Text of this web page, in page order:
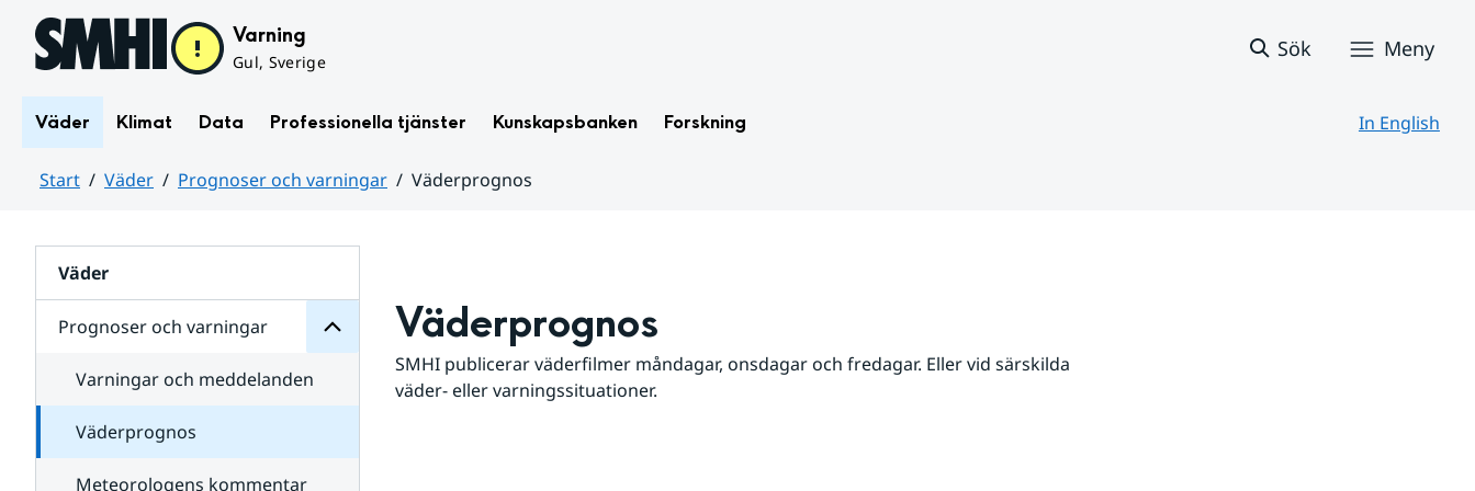
Hoppa till sidans innehåll Varning
Gul, Sverige
Sök Meny
Väder Klimat Data Professionella tjänster Kunskapsbanken Forskning In English
Start Väder Prognoser och varningar
Väderprognos
Väder
Prognoser och varningar
för
varningar
Varningar och meddelanden
Väderprognos
Meteorologens kommentar
Väderprognos
SMHI publicerar väderfilmer måndagar, onsdagar och fredagar. Eller vid särskilda
väder- eller varningssituationer.